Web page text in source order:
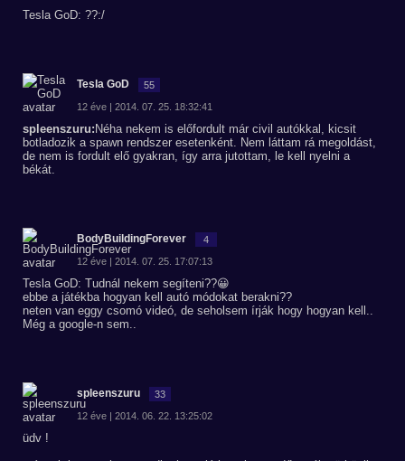
Tesla GoD: ??:/
Tesla GoD 55
12 éve | 2014. 07. 25. 18:32:41
spleenszuru: Néha nekem is előfordult már civil autókkal, kicsit
botladozik a spawn rendszer esetenként. Nem láttam rá megoldást,
de nem is fordult elő gyakran, így arra jutottam, le kell nyelni a
békát.
BodyBuildingForever 4
12 éve | 2014. 07. 25. 17:07:13
Tesla GoD: Tudnál nekem segíteni??😀
ebbe a játékba hogyan kell autó módokat berakni??
neten van eggy csomó videó, de seholsem írják hogy hogyan kell..
Még a google-n sem..
spleenszuru 33
12 éve | 2014. 06. 22. 13:25:02
üdv !